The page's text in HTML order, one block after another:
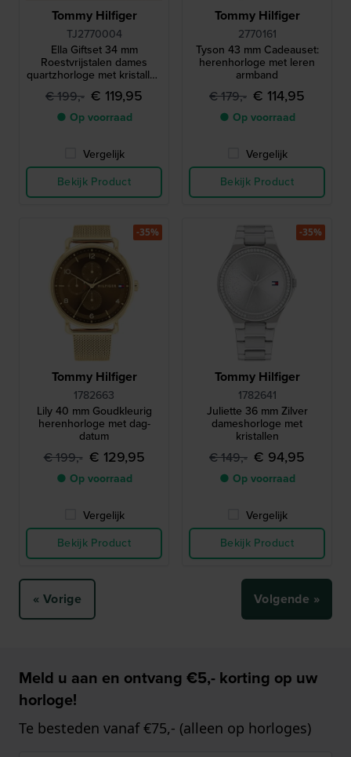
Tommy Hilfiger
TJ2770004
Ella Giftset 34 mm
Roestvrijstalen dames
quartzhorloge met kristallen
indexen en gratis armband
€ 199,- € 119,95
● Op voorraad
Vergelijk
Bekijk Product
Tommy Hilfiger
2770161
Tyson 43 mm Cadeauset:
herenhorloge met leren
armband
€ 179,- € 114,95
● Op voorraad
Vergelijk
Bekijk Product
Tommy Hilfiger
1782663
Lily 40 mm Goudkleurig
herenhorloge met dag-
datum
€ 199,- € 129,95
● Op voorraad
Vergelijk
Bekijk Product
-35%
Tommy Hilfiger
1782641
Juliette 36 mm Zilver
dameshorloge met
kristallen
€ 149,- € 94,95
● Op voorraad
Vergelijk
Bekijk Product
-35%
« Vorige Volgende »
Meld u aan en ontvang €5,- korting op uw
horloge!
Te besteden vanaf €75,- (alleen op horloges)